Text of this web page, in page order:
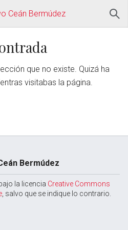
Ceán Bermúdez
que no existe. Quizá ha
visitabas la página.
Bermúdez
la licencia Creative Commons
, salvo que se indique lo contrario.